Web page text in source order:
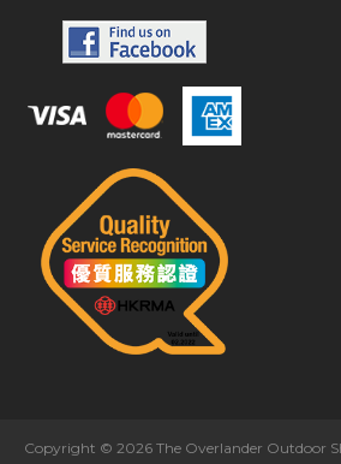
Copyright © 2026 The Overlander Outdoor